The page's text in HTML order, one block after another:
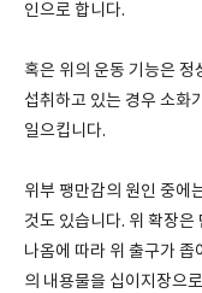
인으로 합니다.
혹은 위의 운동 기능은
섭취하고 있는 경우 소화
일으킵니다.
위부 팽만감의 원인 중에
것도 있습니다. 위 확장은
나옴에 따라 위 출구가 좁
의 내용물을 십이지장으